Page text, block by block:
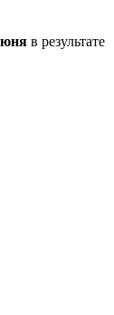
в результате